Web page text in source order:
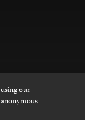
under a
4.0
our